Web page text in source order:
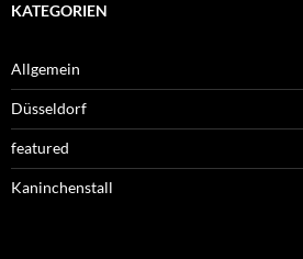
KATEGORIEN
Allgemein
Düsseldorf
featured
Kaninchenstall